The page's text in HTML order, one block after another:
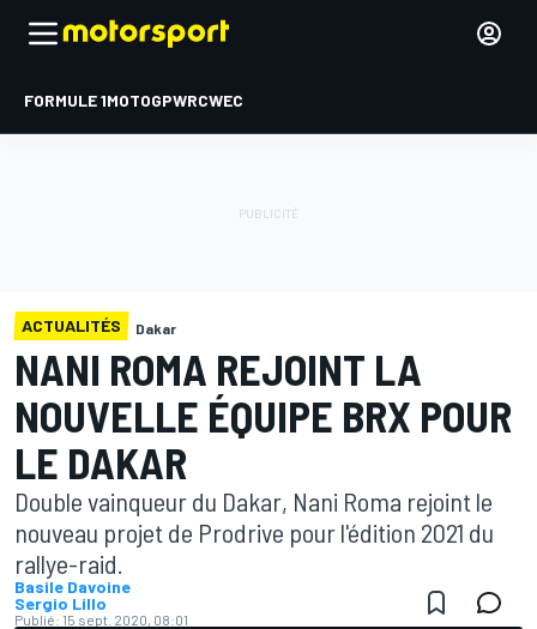
FORMULE 1MOTOGPWRCWEC
ACTUALITÉS Dakar
NANI ROMA REJOINT LA
NOUVELLE ÉQUIPE BRX POUR
LE DAKAR
Double vainqueur du Dakar, Nani Roma rejoint le
nouveau projet de Prodrive pour l'édition 2021 du
rallye-raid.
Basile Davoine
Sergio Lillo
Publié: 15 sept. 2020, 08:01